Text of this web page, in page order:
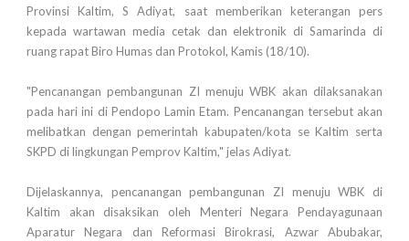
Provinsi Kaltim, S Adiyat, saat memberikan keterangan pers
kepada wartawan media cetak dan elektronik di Samarinda di
ruang rapat Biro Humas dan Protokol, Kamis (18/10).
"Pencanangan pembangunan ZI menuju WBK akan dilaksanakan
pada hari ini di Pendopo Lamin Etam. Pencanangan tersebut akan
melibatkan dengan pemerintah kabupaten/kota se Kaltim serta
SKPD di lingkungan Pemprov Kaltim," jelas Adiyat.
Dijelaskannya, pencanangan pembangunan ZI menuju WBK di
Kaltim akan disaksikan oleh Menteri Negara Pendayagunaan
Aparatur Negara dan Reformasi Birokrasi, Azwar Abubakar,